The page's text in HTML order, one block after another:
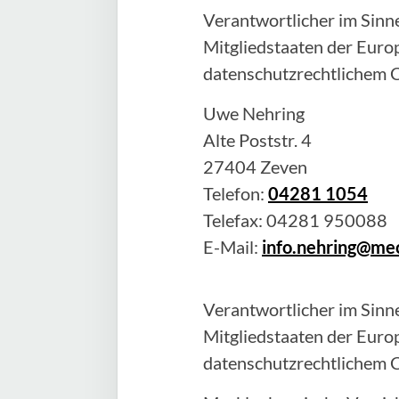
Verantwortlicher im
Mitgliedstaaten der
datenschutzrechtlichem
Uwe Nehring
Alte Poststr. 4
27404 Zeven
Telefon: 04281 1054
Telefax: 04281 950088
E-Mail:
Verantwortlicher im
Mitgliedstaaten der
datenschutzrechtlichem